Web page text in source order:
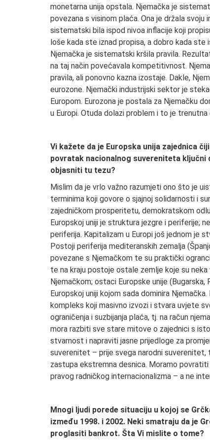
monetarna unija opstala. Njemačka je
povezana s visinom plaća. Ona je držala
sistematski bila ispod nivoa inflacije koji
loše kada ste iznad propisa, a dobro kada
Njemačka je sistematski kršila pravila.
na taj način povećavala kompetitivnost.
pravila, ali ponovno kazna izostaje. Dakle,
eurozone. Njemački industrijski sektor je
Europom. Eurozona je postala za Njemačku
u Europi. Otuda dolazi problem i to je
Vi kažete da je Europska unija zajednica
povratak nacionalnog suvereniteta
objasniti tu tezu?
Mislim da je vrlo važno razumjeti ono što je
terminima koji govore o sjajnoj solidarnosti i
zajedničkom prosperitetu, demokratskom
Europskoj uniji je struktura jezgre i periferije;
periferija. Kapitalizam u Europi još jednom je
Postoji periferija mediteranskih zemalja
povezane s Njemačkom te su praktički
te na kraju postoje ostale zemlje koje su
Njemačkom; ostaci Europske unije (Bugarska,
Europskoj uniji kojom sada dominira
kompleks koji masivno izvozi i stvara uvjete
ograničenja i suzbijanja plaća, tj. na račun
mora razbiti sve stare mitove o zajednici s
stvarnost i napraviti jasne prijedloge za
suverenitet – prije svega narodni suverenitet,
zastupa ekstremna desnica. Moramo
pravog radničkog internacionalizma – a ne
Mnogi ljudi porede situaciju u kojoj se
između 1998. i 2002. Neki smatraju da je
proglasiti bankrot. Šta Vi mislite o tome?